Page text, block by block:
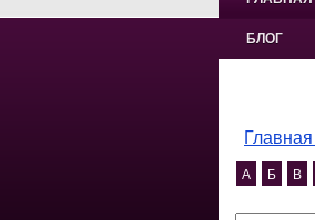
БЛОГ
Главная
А Б В